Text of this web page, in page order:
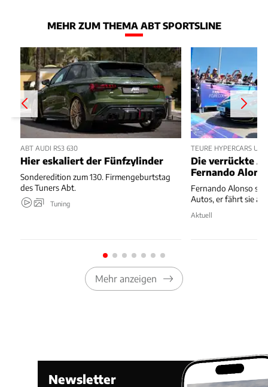
MEHR ZUM THEMA ABT SPORTSLINE
ABT AUDI RS3 630
Hier eskaliert der Fünfzylinder
Sonderedition zum 130. Firmengeburtstag
des Tuners Abt.
Tuning
TEURE HYPERCARS
Die verrückte
Fernando
Fernando Alonso
Autos, er fährt sie
Aktuell
Mehr anzeigen
Newsletter